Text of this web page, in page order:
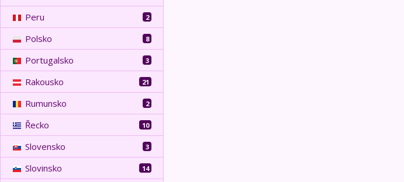
Peru 2
Polsko 8
Portugalsko 3
Rakousko 21
Rumunsko 2
Řecko 10
Slovensko 3
Slovinsko 14